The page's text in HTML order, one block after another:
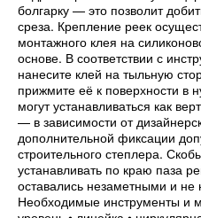
болгарку — это позволит
среза. Крепление реек
монтажного клея на
основе. В соответствии с
нанесите клей на тыльную
прижмите её к поверхности в
могут устанавливаться как
— в зависимости от
дополнительной фиксации
строительного степлера.
устанавливать по краю паза
оставались незаметными и
Необходимые инструменты и